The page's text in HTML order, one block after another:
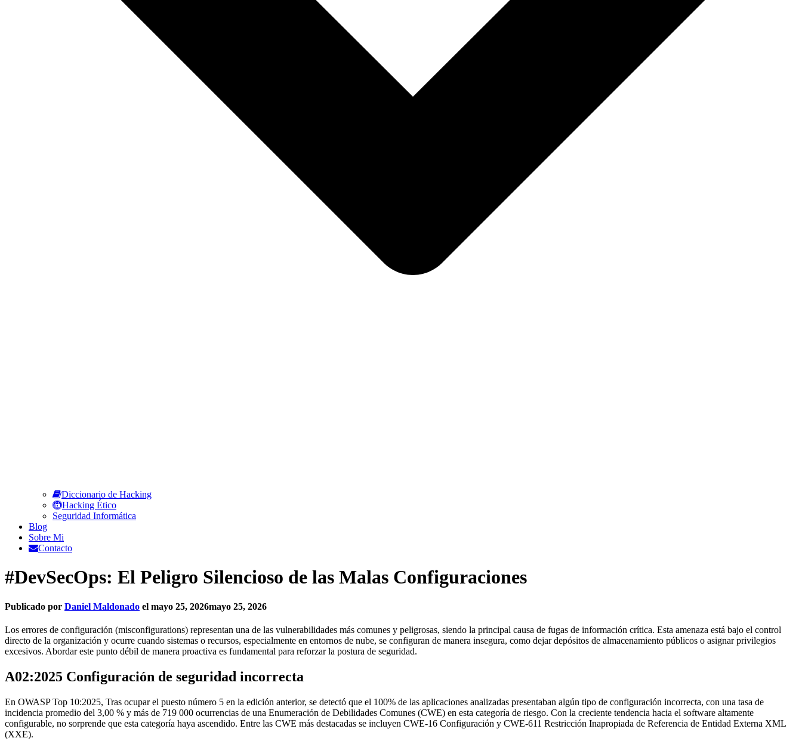
Diccionario de Hacking
Hacking Ético
Seguridad Informática
Blog
Sobre Mi
Contacto
#DevSecOps: El Peligro Silencioso de las Malas Configuraciones
Publicado por Daniel Maldonado el mayo 25, 2026mayo 25, 2026
Los errores de configuración (misconfigurations) representan una de las vulnerabilidades más comunes y peligrosas, siendo la principal causa de fugas de información crítica. Esta amenaza está bajo el control
directo de la organización y ocurre cuando sistemas o recursos, especialmente en entornos de nube, se configuran de manera insegura, como dejar depósitos de almacenamiento públicos o asignar privilegios
excesivos. Abordar este punto débil de manera proactiva es fundamental para reforzar la postura de seguridad.
A02:2025 Configuración de seguridad incorrecta
En OWASP Top 10:2025, Tras ocupar el puesto número 5 en la edición anterior, se detectó que el 100% de las aplicaciones analizadas presentaban algún tipo de configuración incorrecta, con una tasa de
incidencia promedio del 3,00 % y más de 719 000 ocurrencias de una Enumeración de Debilidades Comunes (CWE) en esta categoría de riesgo. Con la creciente tendencia hacia el software altamente
configurable, no sorprende que esta categoría haya ascendido. Entre las CWE más destacadas se incluyen CWE-16 Configuración y CWE-611 Restricción Inapropiada de Referencia de Entidad Externa XML
(XXE).